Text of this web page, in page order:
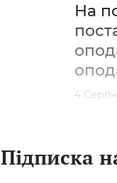
На
4
Підписка